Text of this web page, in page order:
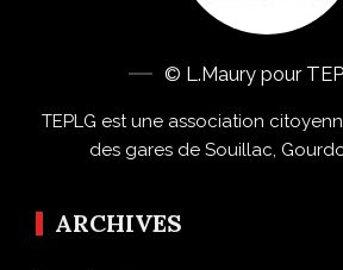
© L.Maury pour
TEPLG est une association
des gares de Souillac,
ARCHIVES